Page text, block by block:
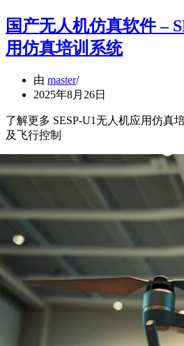
国产无人机仿真软件 –
用仿真培训系统
由 master
2025年8月26日
了解更多 SESP-U1无人机应用仿真
及飞行控制